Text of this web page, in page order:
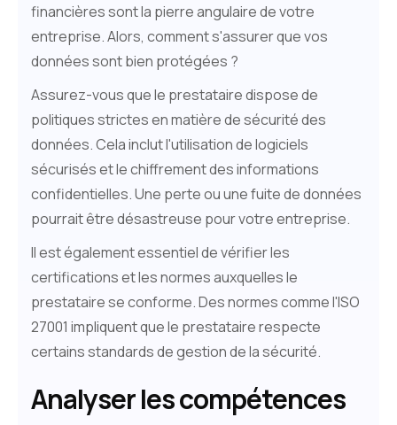
financières sont la pierre angulaire de votre
entreprise. Alors, comment s'assurer que vos
données sont bien protégées ?
Assurez-vous que le prestataire dispose de
politiques strictes en matière de sécurité des
données. Cela inclut l'utilisation de logiciels
sécurisés et le chiffrement des informations
confidentielles. Une perte ou une fuite de données
pourrait être désastreuse pour votre entreprise.
Il est également essentiel de vérifier les
certifications et les normes auxquelles le
prestataire se conforme. Des normes comme l'ISO
27001 impliquent que le prestataire respecte
certains standards de gestion de la sécurité.
Analyser les compétences